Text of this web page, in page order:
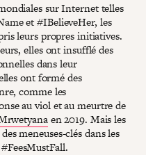
sur Internet telles
et #IBelieveHer, les
leurs propres initiatives.
elles ont insufflé des
dans leur
ont formé des
comme les
au viol et au meurtre de
en 2019. Mais les
meneuses-clés dans les